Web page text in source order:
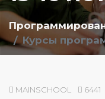
Курсы
MAINSCHOOL 6441